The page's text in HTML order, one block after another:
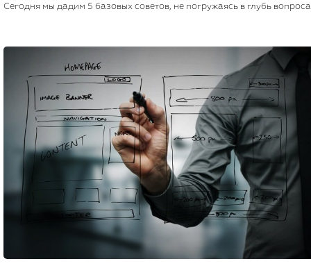
Сегодня мы дадим 5 базовых советов, не погружаясь в глубь